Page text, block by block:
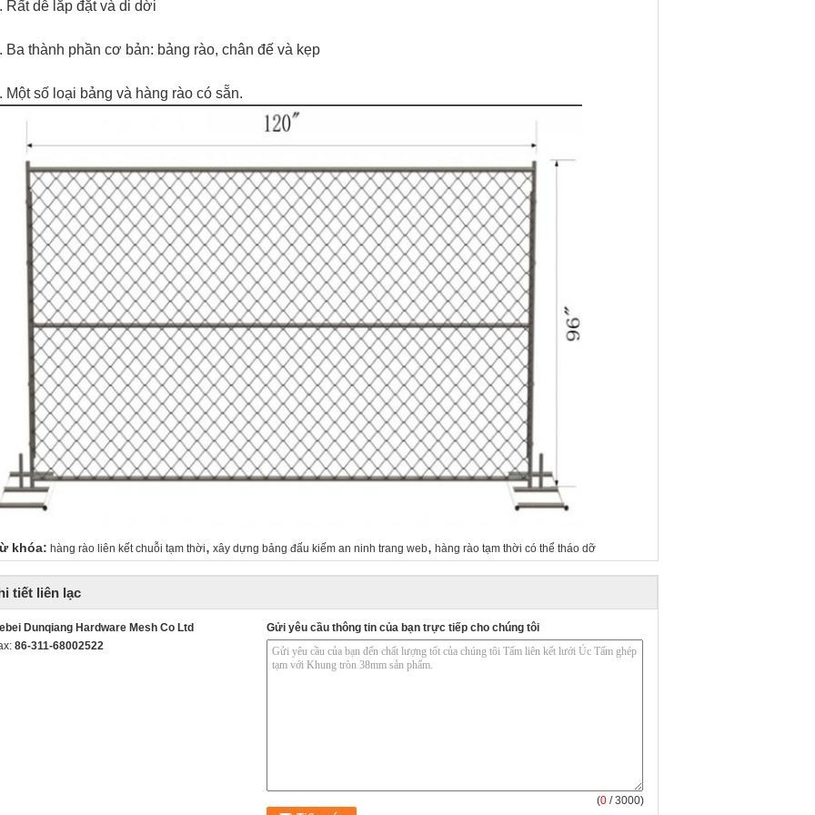
Rất dễ lắp đặt và di dời
Ba thành phần cơ bản: bảng rào, chân đế và kẹp
Một số loại bảng và hàng rào có sẵn.
khóa: hàng rào liên kết chuỗi tạm thời, xây dựng bảng đấu kiếm an ninh trang web, hàng rào tạm thời có thể tháo dỡ
tiết liên lạc
Dunqiang Hardware Mesh Co Ltd
86-311-68002522
Gửi yêu cầu thông tin của bạn trực tiếp cho chúng tôi
(0 / 3000)